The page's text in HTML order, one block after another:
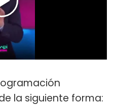
la siguiente forma: